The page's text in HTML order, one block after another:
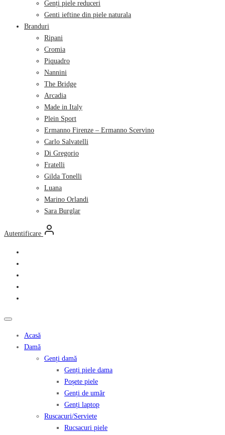
Genți piele reduceri
Genti ieftine din piele naturala
Branduri
Ripani
Cromia
Piquadro
Nannini
The Bridge
Arcadia
Made in Italy
Plein Sport
Ermanno Firenze – Ermanno Scervino
Carlo Salvatelli
Di Gregorio
Fratelli
Gilda Tonelli
Luana
Marino Orlandi
Sara Burglar
Autentificare
Acasă
Damă
Genți damă
Genți piele dama
Poșete piele
Genți de umăr
Genți laptop
Ruscacuri/Serviete
Rucsacuri piele